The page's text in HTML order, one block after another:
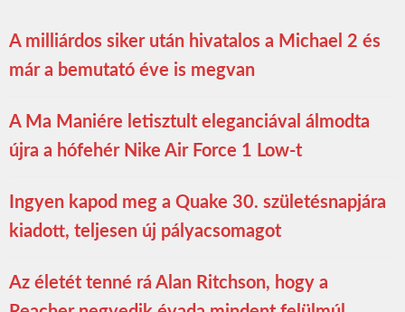
A milliárdos siker után hivatalos a Michael 2 és
már a bemutató éve is megvan
A Ma Maniére letisztult eleganciával álmodta
újra a hófehér Nike Air Force 1 Low-t
Ingyen kapod meg a Quake 30. születésnapjára
kiadott, teljesen új pályacsomagot
Az életét tenné rá Alan Ritchson, hogy a